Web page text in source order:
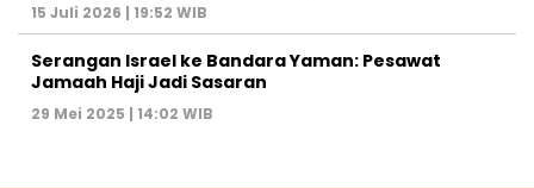
15 Juli 2026 | 19:52 WIB
Serangan Israel ke Bandara Yaman: Pesawat
Jamaah Haji Jadi Sasaran
29 Mei 2025 | 14:02 WIB